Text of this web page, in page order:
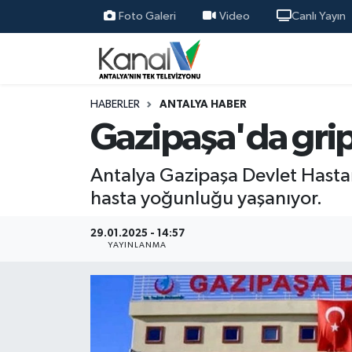
Foto Galeri Video Canlı Yayın
HABERLER ANTALYA HABER
Gazipaşa'da
Antalya Gazipaşa Devlet
hasta yoğunluğu yaşanıyor.
29.01.2025 - 14:57
YAYINLANMA
Ana Haber
Antalya Haber
Günün Manşetleri
Haber Kuşakları
Nöbetçi Eczaneler
Hava Durumu
Trafik Durumu
Süper Lig Puan Durumu ve Fikstür